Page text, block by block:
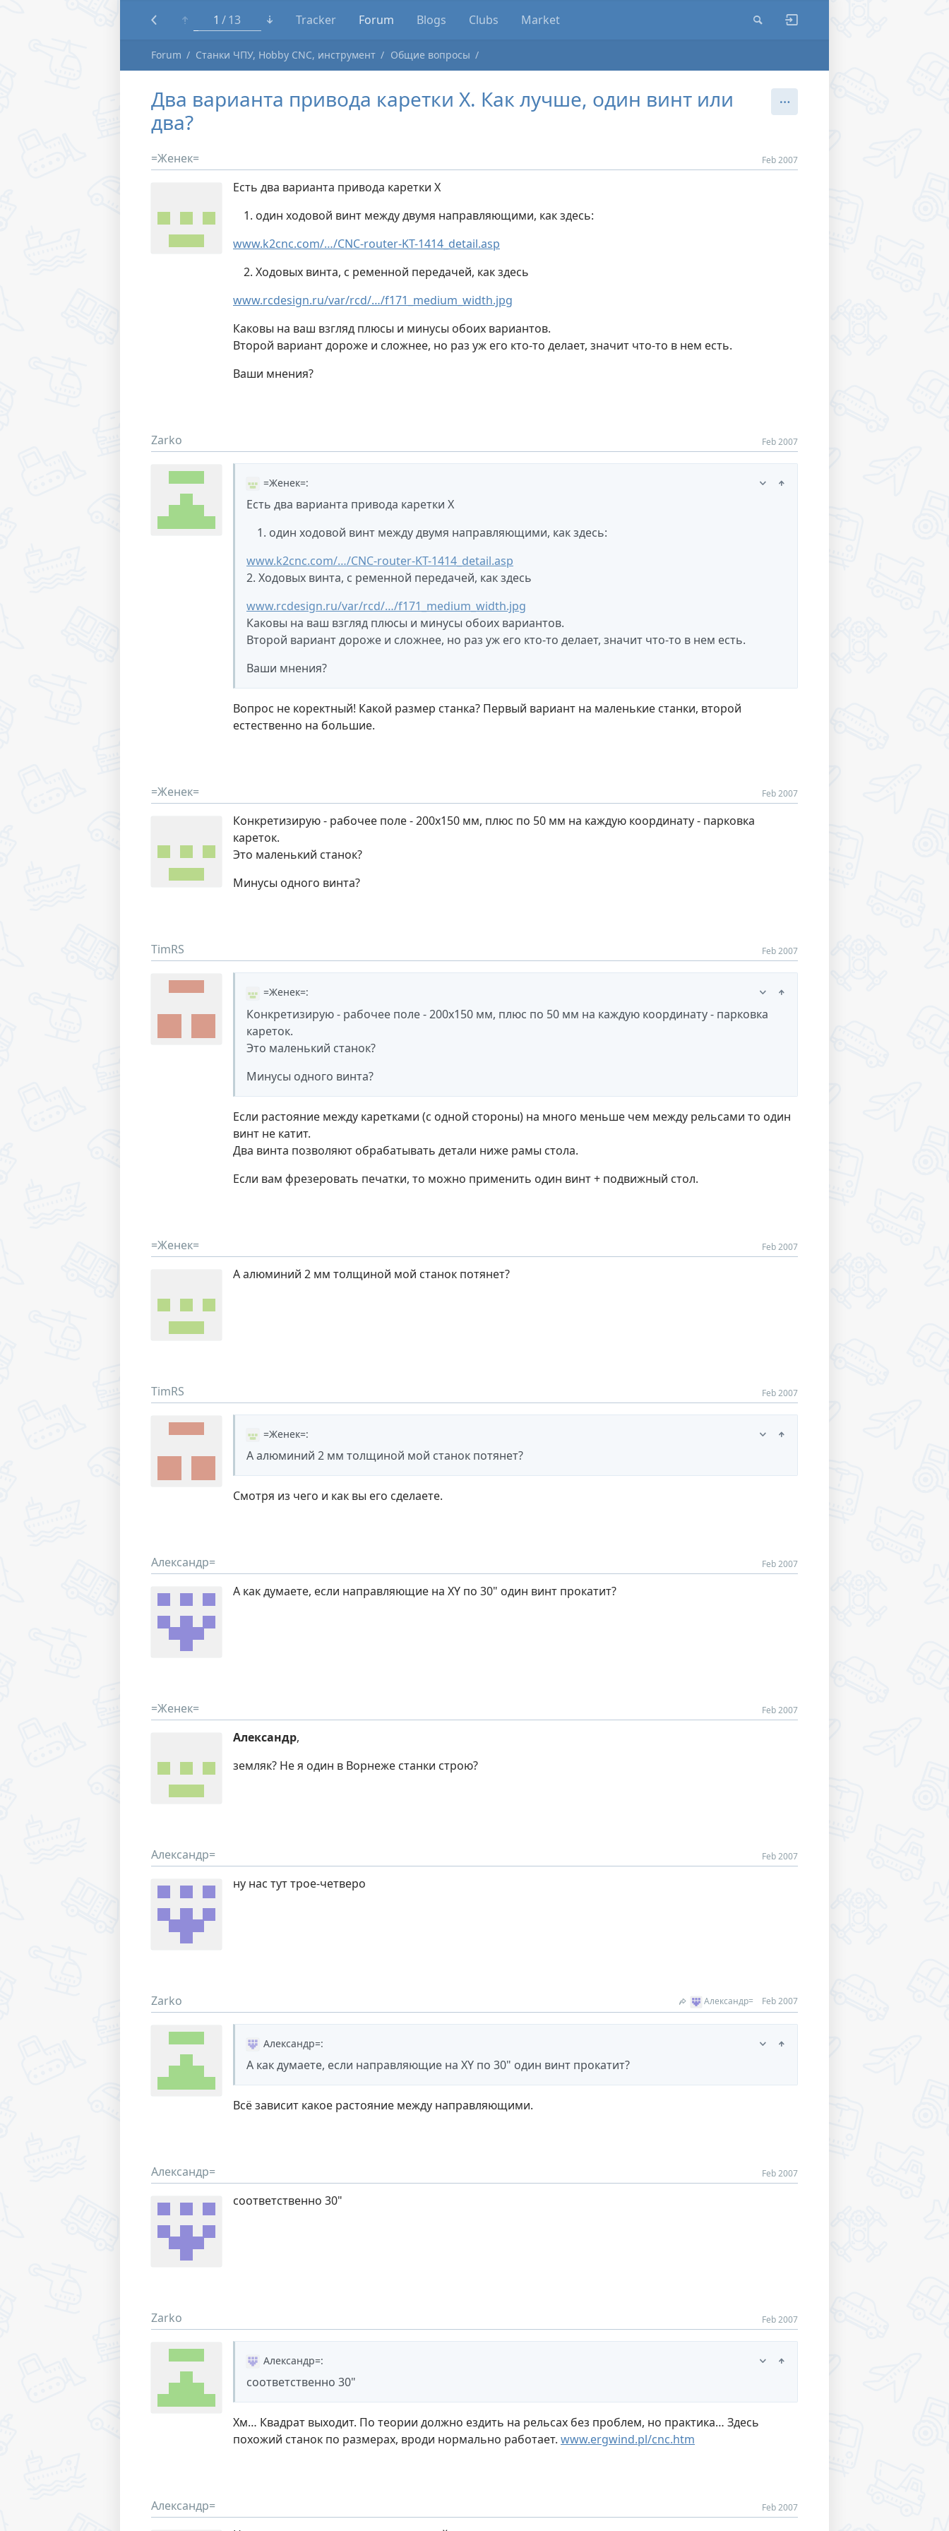
1 13 Tracker Forum Blogs Clubs Market
Forum Станки ЧПУ, Hobby CNC, инструмент Общие вопросы
Два варианта привода каретки X. Как лучше, один винт или
два?
=Женек= Feb 2007
Есть два варианта привода каретки X
один ходовой винт между двумя направляющими, как здесь:
www.k2cnc.com/…/CNC-router-KT-1414_detail.asp
Ходовых винта, с ременной передачей, как здесь
www.rcdesign.ru/var/rcd/…/f171_medium_width.jpg
Каковы на ваш взгляд плюсы и минусы обоих вариантов.
Второй вариант дороже и сложнее, но раз уж его кто-то делает, значит что-то в нем есть.
Ваши мнения?
Zarko Feb 2007
=Женек=:
Есть два варианта привода каретки X
один ходовой винт между двумя направляющими, как здесь:
www.k2cnc.com/…/CNC-router-KT-1414_detail.asp
2. Ходовых винта, с ременной передачей, как здесь
www.rcdesign.ru/var/rcd/…/f171_medium_width.jpg
Каковы на ваш взгляд плюсы и минусы обоих вариантов.
Второй вариант дороже и сложнее, но раз уж его кто-то делает, значит что-то в нем есть.
Ваши мнения?
Вопрос не коректный! Какой размер станка? Первый вариант на маленькие станки, второй
естественно на большие.
=Женек= Feb 2007
Конкретизирую - рабочее поле - 200х150 мм, плюс по 50 мм на каждую координату - парковка
кареток.
Это маленький станок?
Минусы одного винта?
TimRS Feb 2007
=Женек=:
Конкретизирую - рабочее поле - 200х150 мм, плюс по 50 мм на каждую координату - парковка
кареток.
Это маленький станок?
Минусы одного винта?
Если растояние между каретками (с одной стороны) на много меньше чем между рельсами то один
винт не катит.
Два винта позволяют обрабатывать детали ниже рамы стола.
Если вам фрезеровать печатки, то можно применить один винт + подвижный стол.
=Женек= Feb 2007
А алюминий 2 мм толщиной мой станок потянет?
TimRS Feb 2007
=Женек=:
А алюминий 2 мм толщиной мой станок потянет?
Смотря из чего и как вы его сделаете.
Александр= Feb 2007
А как думаете, если направляющие на XY по 30" один винт прокатит?
=Женек= Feb 2007
Александр,
земляк? Не я один в Ворнеже станки строю?
Александр= Feb 2007
ну нас тут трое-четверо
Zarko Александр= Feb 2007
Александр=:
А как думаете, если направляющие на XY по 30" один винт прокатит?
Всё зависит какое растояние между направляющими.
Александр= Feb 2007
соответственно 30"
Zarko Feb 2007
Александр=:
соответственно 30"
Хм… Квадрат выходит. По теории должно ездить на рельсах без проблем, но практика… Здесь
похожий станок по размерах, вроди нормально работает. www.ergwind.pl/cnc.htm
Александр= Feb 2007